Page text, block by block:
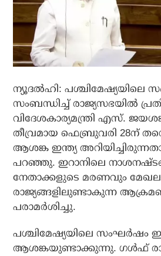
ന്യൂദല്‍ഹി: പശ്ചിമേഷ്യയിലെ
സംബന്ധിച്ച് രാജ്യസഭയില്‍
വിദേശകാര്യമന്ത്രി എസ്.
തീവ്രമായ ഫെബ്രുവരി 28ന്
ആശങ്ക ഇന്ത്യ
പറഞ്ഞു. ഇറാനിലെ
നേതാക്കളുടെ മരണവും
രാജ്യങ്ങളിലുണ്ടാകുന്ന
പരാമര്‍ശിച്ചു.
പശ്ചിമേഷ്യയിലെ സംഘര്‍ഷം
ആശങ്കയുണ്ടാക്കുന്നു. ഗള്‍ഫ്